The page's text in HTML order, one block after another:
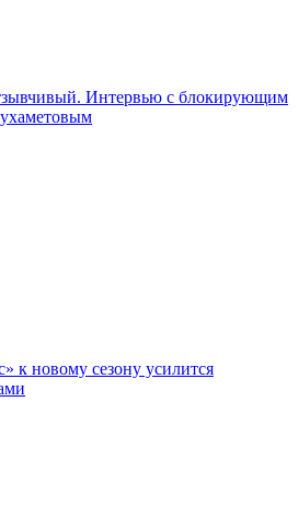
Интервью с блокирующим
к новому сезону усилится